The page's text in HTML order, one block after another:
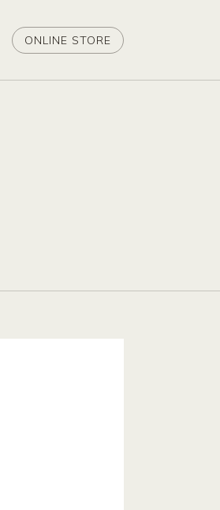
ONLINE STORE